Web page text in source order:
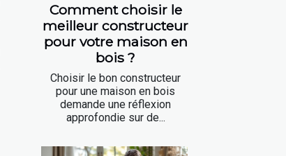
Comment choisir le
meilleur constructeur
pour votre maison en
bois ?
Choisir le bon constructeur
pour une maison en bois
demande une réflexion
approfondie sur de...